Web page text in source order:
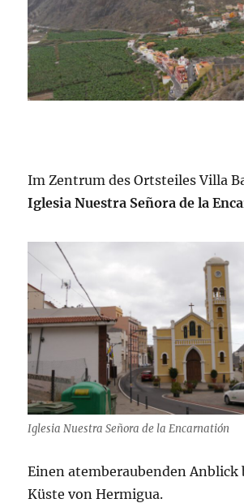
Im Zentrum des Ortsteiles Villa
Iglesia Nuestra Señora de la
Iglesia Nuestra Señora de la Encarnatión
Einen atemberaubenden Anblick
Küste von Hermigua.